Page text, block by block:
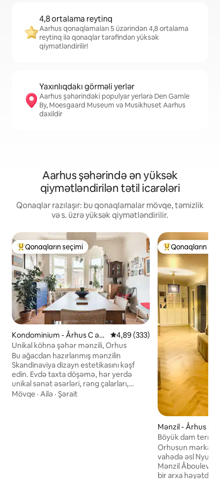
4,8 ortalama reytinq
Aarhus qonaqlamaları 5 üzərindən 4,8 ortalama
reytinq ilə qonaqlar tərəfindən yüksək
qiymətləndirilir!
Yaxınlıqdakı görməli yerlər
Aarhus şəhərindəki populyar yerlərə Den Gamle
By, Moesgaard Museum və Musikhuset Aarhus
daxildir
Aarhus şəhərində ən yüksək
qiymətləndirilən tətil icarələri
Qonaqlar razılaşır: bu qonaqlamalar mövqe, təmizlik
və s. üzrə yüksək qiymətləndirilir.
Populyar "Qonaqların seçimi"
Qonaqların seçimi
Kondominium - Århus C əra
zisi
Ortalama reytinq 4,89/5, 333 rəy
4,89 (333)
Unikal köhnə şəhər mənzili, Orhus
Bu ağacdan hazırlanmış mənzilin
Skandinaviya dizayn estetikasını kəşf
edin. Evdə taxta döşəmə, hər yerdə
unikal sənət əsərləri, rəng çalarları,
müasir və antik mebellərin eklektik
Mövqe · Ailə · Şərait
Populyar
Qonaqların
Mənzil - Århus C
Böyük dam
mənzili
Orhusun
vahədə əsl Nyu-
Mənzil
bir arxa həyətdə,